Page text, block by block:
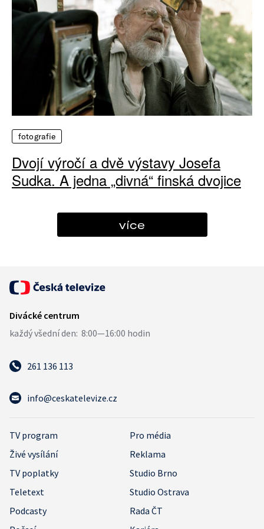
fotografie
Dvojí výročí a dvě výstavy Josefa
Sudka. A jedna „divná“ finská dvojice
více
261 136 113
info@ceskatelevize.cz
TV program
Pro média
Živé vysílání
Reklama
TV poplatky
Studio Brno
Teletext
Studio Ostrava
Podcasty
Rada ČT